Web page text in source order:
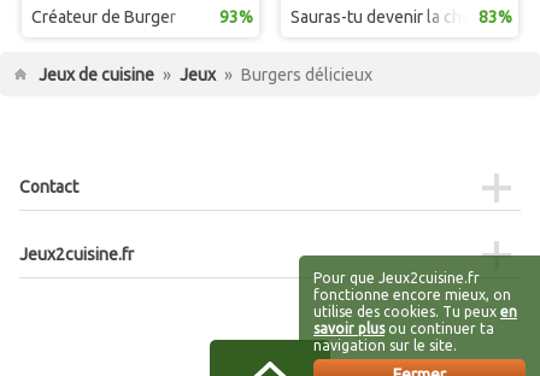
Créateur de Burger 93% Sauras-tu devenir la chef du Mc
83%
Jeux de cuisine » Jeux » Burgers délicieux
Contact
Jeux2cuisine.fr
Pour que Jeux2cuisine.fr
fonctionne encore mieux, on
utilise des cookies. Tu peux en
savoir plusou continuer ta
navigation sur le site.